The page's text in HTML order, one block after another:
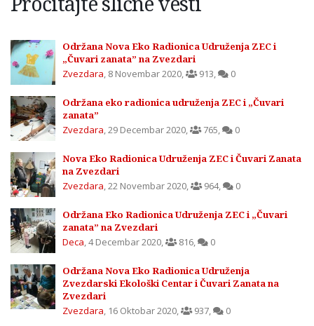
Održana Nova Eko Radionica Udruženja ZEC i
„Čuvari zanata” na Zvezdari
Zvezdara, 8 Novembar 2020, 913, 0
Održana eko radionica udruženja ZEC i „Čuvari
zanata”
Zvezdara,29 Decembar 2020, 765, 0
Nova Eko Radionica Udruženja ZEC i Čuvari Zanata
na Zvezdari
Zvezdara,22 Novembar 2020, 964, 0
Održana Eko Radionica Udruženja ZEC i „Čuvari
zanata” na Zvezdari
Deca,4 Decembar 2020, 816, 0
Održana Nova Eko Radionica Udruženja
Zvezdarski Ekološki Centar i Čuvari Zanata na
Zvezdari
Zvezdara, 16 Oktobar 2020, 937, 0